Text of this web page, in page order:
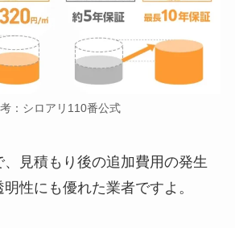
：シロアリ110番公式
、見積もり後の追加費用の発生
性にも優れた業者ですよ。